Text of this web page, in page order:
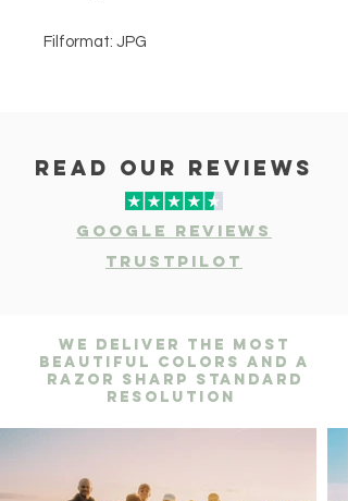
Filformat: JPG
read our reviews
Google Reviews
Trustpilot
We deliver the most
beautiful colors and a
razor sharp standard
resolution